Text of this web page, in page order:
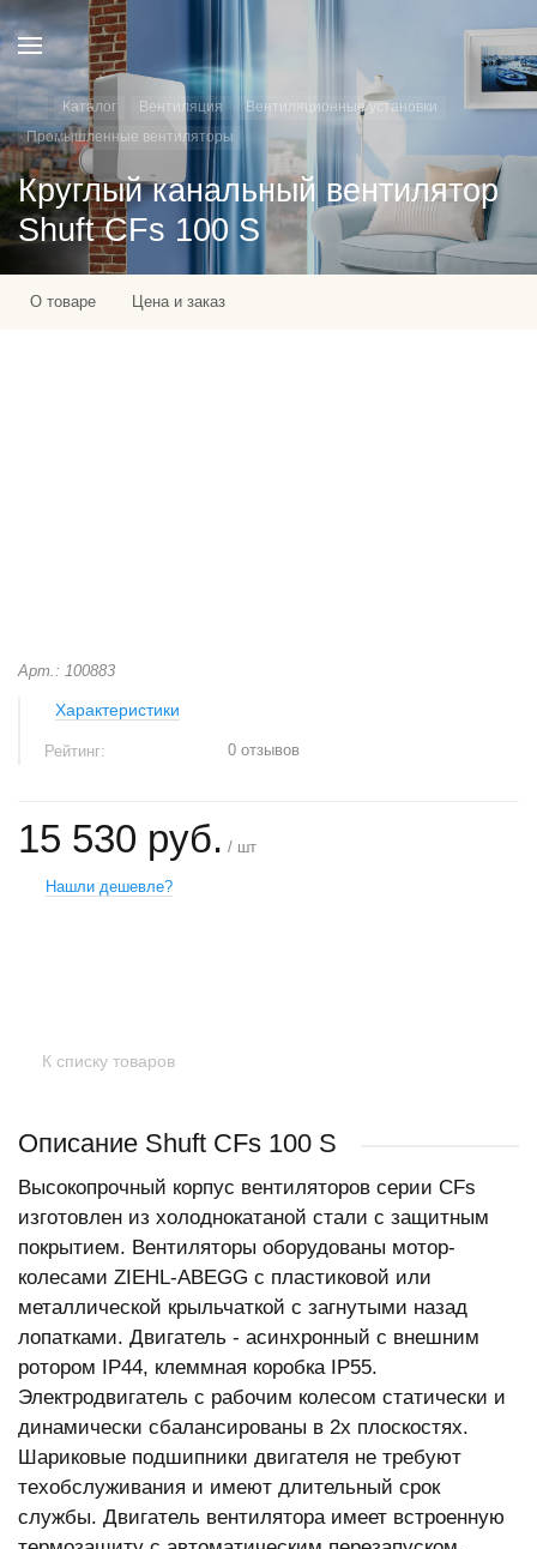
Каталог Вентиляция
Вентиляционные установки
Промышленные вентиляторы
Круглый канальный вентилятор
Shuft CFs 100 S
О товаре Цена и заказ
Арт.: 100883
Характеристики
Рейтинг: 0 отзывов
15 530 руб. / шт
Нашли дешевле?
К списку товаров
Описание Shuft CFs 100 S
Высокопрочный корпус вентиляторов серии CFs
изготовлен из холоднокатаной стали с защитным
покрытием. Вентиляторы оборудованы мотор-
колесами ZIEHL-ABEGG с пластиковой или
металлической крыльчаткой с загнутыми назад
лопатками. Двигатель - асинхронный с внешним
ротором IP44, клеммная коробка IP55.
Электродвигатель с рабочим колесом статически и
динамически сбалансированы в 2х плоскостях.
Шариковые подшипники двигателя не требуют
техобслуживания и имеют длительный срок
службы. Двигатель вентилятора имеет встроенную